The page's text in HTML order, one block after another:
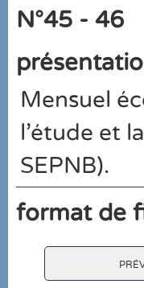
N°45 - 46
Mensuel
l'étude et
SEPNB).
format de